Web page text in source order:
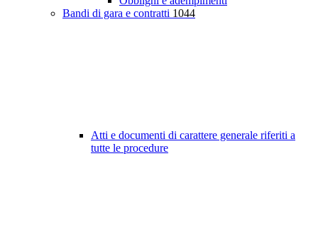
Bandi di gara e contratti 1044
Atti e documenti di carattere generale riferiti a
tutte le procedure